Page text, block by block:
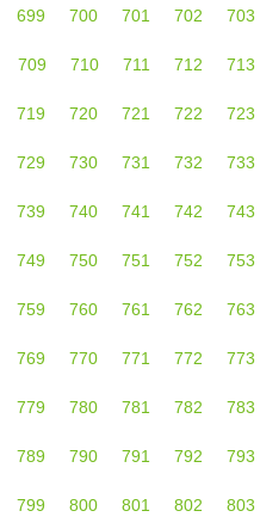
699 700 701 702 703
709 710 711 712 713
719 720 721 722 723
729 730 731 732 733
739 740 741 742 743
749 750 751 752 753
759 760 761 762 763
769 770 771 772 773
779 780 781 782 783
789 790 791 792 793
799 800 801 802 803